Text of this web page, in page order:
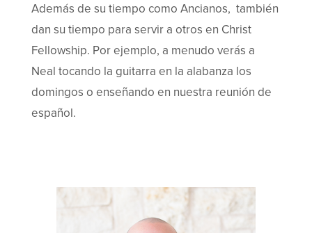
Además de su tiempo como Ancianos, también
dan su tiempo para servir a otros en Christ
Fellowship. Por ejemplo, a menudo verás a
Neal tocando la guitarra en la alabanza los
domingos o enseñando en nuestra reunión de
español.